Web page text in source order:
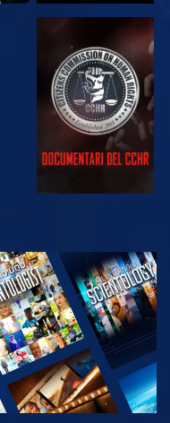
GUARDA
ESPLORA LE
SERIE